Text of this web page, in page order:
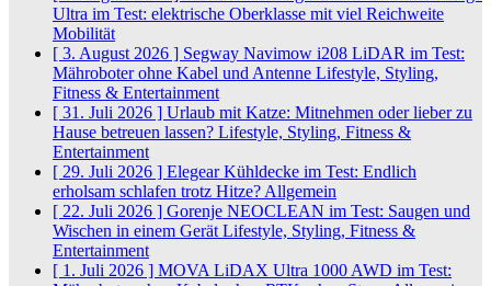
Ultra im Test: elektrische Oberklasse mit viel Reichweite
Mobilität
[ 3. August 2026 ] Segway Navimow i208 LiDAR im Test:
Mähroboter ohne Kabel und Antenne Lifestyle, Styling,
Fitness & Entertainment
[ 31. Juli 2026 ] Urlaub mit Katze: Mitnehmen oder lieber zu
Hause betreuen lassen? Lifestyle, Styling, Fitness &
Entertainment
[ 29. Juli 2026 ] Elegear Kühldecke im Test: Endlich
erholsam schlafen trotz Hitze? Allgemein
[ 22. Juli 2026 ] Gorenje NEOCLEAN im Test: Saugen und
Wischen in einem Gerät Lifestyle, Styling, Fitness &
Entertainment
[ 1. Juli 2026 ] MOVA LiDAX Ultra 1000 AWD im Test: